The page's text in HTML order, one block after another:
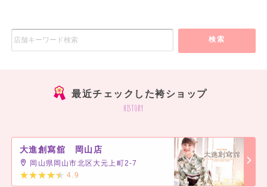
検索
最近チェックした袴ショップ
history
大進創寫舘 岡山店
岡山県岡山市北区大元上町2-7
4.9